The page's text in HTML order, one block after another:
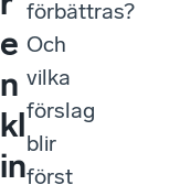
e
n
kl
in
förbättras?
Och
vilka
förslag
blir
först